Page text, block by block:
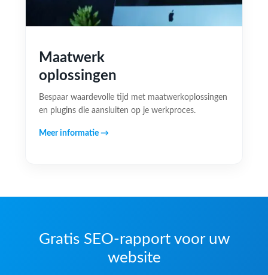
Maatwerk
oplossingen
Bespaar waardevolle tijd met maatwerkoplossingen
en plugins die aansluiten op je werkproces.
Meer informatie →
Gratis SEO-rapport voor uw
website